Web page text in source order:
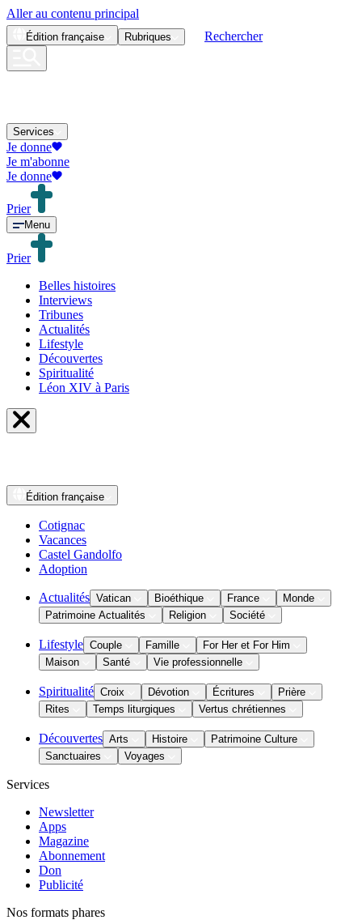
Aller au contenu principal
Édition française Rubriques Rechercher
Services
Je donne
Je m'abonne
Je donne
Prier
Menu
Prier
Belles histoires
Interviews
Tribunes
Actualités
Lifestyle
Découvertes
Spiritualité
Léon XIV à Paris
Édition française
Cotignac
Vacances
Castel Gandolfo
Adoption
Actualités Vatican Bioéthique France
Monde
Patrimoine Actualités
Religion Société
Lifestyle Couple Famille
For Her et For Him
Maison
Santé Vie professionnelle
Spiritualité Croix Dévotion Écritures
Prière
Rites
Temps liturgiques Vertus chrétiennes
Découvertes Arts Histoire
Patrimoine Culture
Sanctuaires
Voyages
Services
Newsletter
Apps
Magazine
Abonnement
Don
Publicité
Nos formats phares